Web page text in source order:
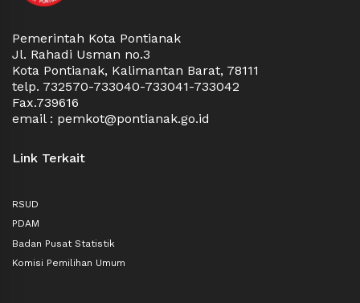
Pemerintah Kota Pontianak
Jl. Rahadi Usman no.3
Kota Pontianak, Kalimantan Barat, 78111
telp. 732570-733040-733041-733042
Fax.739616
email : pemkot@pontianak.go.id
Link Terkait
RSUD
PDAM
Badan Pusat Statistik
Komisi Pemilihan Umum